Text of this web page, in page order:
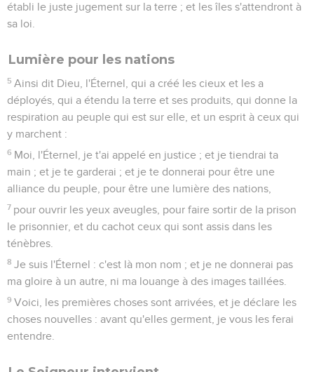
établi le juste jugement sur la terre ; et les îles s'attendront à
sa loi.
Lumière pour les nations
5 Ainsi dit Dieu, l'Éternel, qui a créé les cieux et les a
déployés, qui a étendu la terre et ses produits, qui donne la
respiration au peuple qui est sur elle, et un esprit à ceux qui
y marchent :
6 Moi, l'Éternel, je t'ai appelé en justice ; et je tiendrai ta
main ; et je te garderai ; et je te donnerai pour être une
alliance du peuple, pour être une lumière des nations,
7 pour ouvrir les yeux aveugles, pour faire sortir de la prison
le prisonnier, et du cachot ceux qui sont assis dans les
ténèbres.
8 Je suis l'Éternel : c'est là mon nom ; et je ne donnerai pas
ma gloire à un autre, ni ma louange à des images taillées.
9 Voici, les premières choses sont arrivées, et je déclare les
choses nouvelles : avant qu'elles germent, je vous les ferai
entendre.